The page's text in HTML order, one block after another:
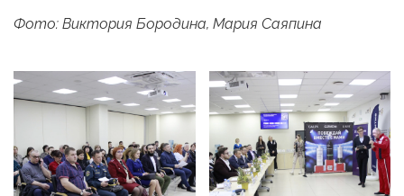
Фото: Виктория Бородина, Мария Саяпина